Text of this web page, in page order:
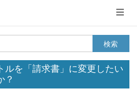
メ
ニ
ュ
ー
検索
ルを「請求書」に変更したい
？